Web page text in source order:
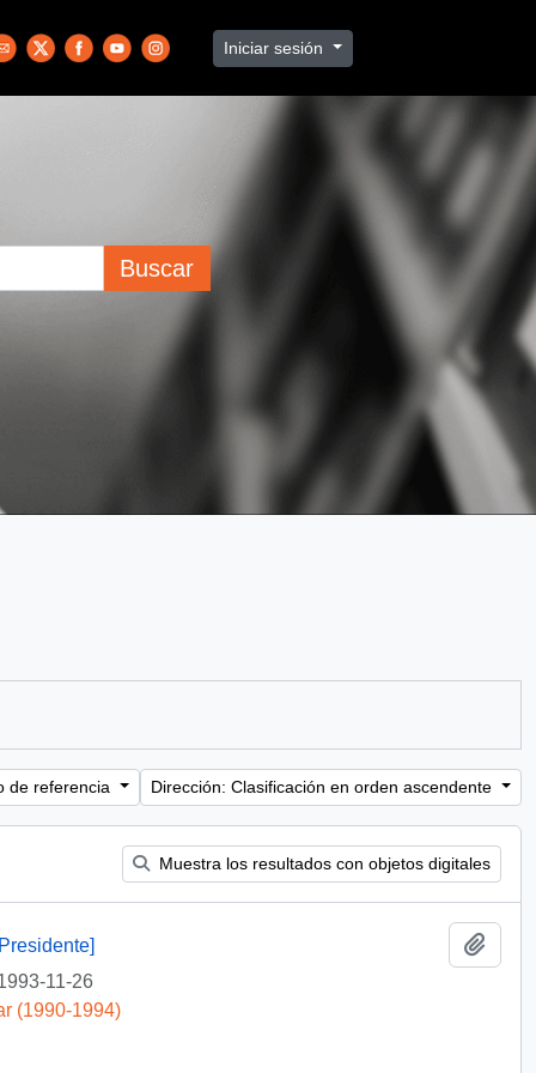
Iniciar sesión
Buscar
de referencia Dirección: Clasificación en orden ascendente
Muestra los resultados con objetos digitales
11-26
(1990-1994)